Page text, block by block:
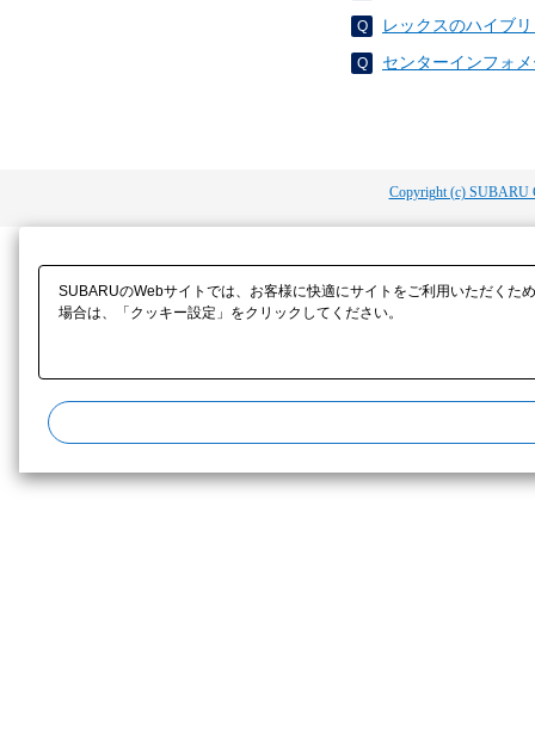
レックスのハイブ
センターインフォ
Copyright (c) SUBARU
SUBARUのWebサイトでは、お客様に快適にサイトをご利用いただく
場合は、「クッキー設定」をクリックしてください。​